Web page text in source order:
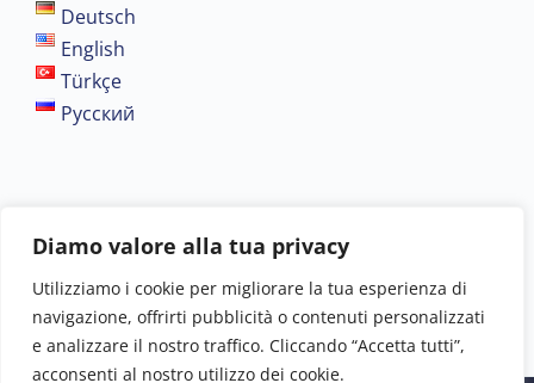
Diamo valore alla tua privacy
Utilizziamo i cookie per migliorare la tua esperienza di
navigazione, offrirti pubblicità o contenuti personalizzati
e analizzare il nostro traffico. Cliccando “Accetta tutti”,
acconsenti al nostro utilizzo dei cookie.
Deutsch
English
Türkçe
Русский